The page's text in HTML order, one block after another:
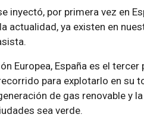
inyectó, por primera vez en
actualidad, ya existen en
Europea, España es el
para explotarlo en su
de gas renovable y
sea verde.